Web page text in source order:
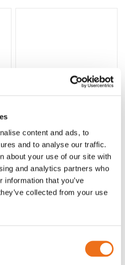
content and ads, to
and to analyse our traffic.
about your use of our site with
and analytics partners who
information that you’ve
collected from your use
Lägg till i varukorg
Grön truckknapp
A00220
530 kr (ex. moms)